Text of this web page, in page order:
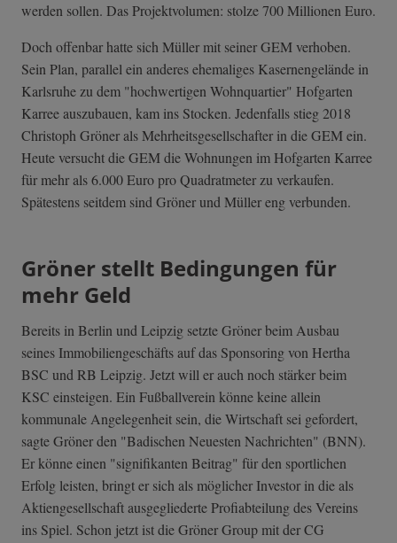
werden sollen. Das Projektvolumen: stolze 700 Millionen Euro.
Doch offenbar hatte sich Müller mit seiner GEM verhoben.
Sein Plan, parallel ein anderes ehemaliges Kasernengelände in
Karlsruhe zu dem "hochwertigen Wohnquartier" Hofgarten
Karree auszubauen, kam ins Stocken. Jedenfalls stieg 2018
Christoph Gröner als Mehrheitsgesellschafter in die GEM ein.
Heute versucht die GEM die Wohnungen im Hofgarten Karree
für mehr als 6.000 Euro pro Quadratmeter zu verkaufen.
Spätestens seitdem sind Gröner und Müller eng verbunden.
Gröner stellt Bedingungen für
mehr Geld
Bereits in Berlin und Leipzig setzte Gröner beim Ausbau
seines Immobiliengeschäfts auf das Sponsoring von Hertha
BSC und RB Leipzig. Jetzt will er auch noch stärker beim
KSC einsteigen. Ein Fußballverein könne keine allein
kommunale Angelegenheit sein, die Wirtschaft sei gefordert,
sagte Gröner den "Badischen Neuesten Nachrichten" (BNN).
Er könne einen "signifikanten Beitrag" für den sportlichen
Erfolg leisten, bringt er sich als möglicher Investor in die als
Aktiengesellschaft ausgegliederte Profiabteilung des Vereins
ins Spiel. Schon jetzt ist die Gröner Group mit der CG